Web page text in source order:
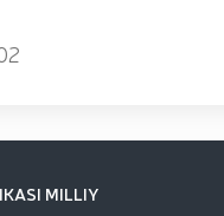
MILLIY